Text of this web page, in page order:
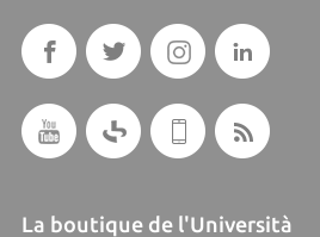
La boutique de l'Università